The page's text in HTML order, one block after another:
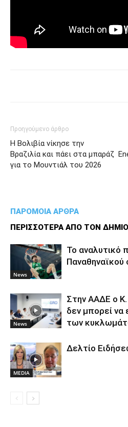
Προηγούμενο άρθρο
Η Βολιβία νίκησε την
Βραζιλία και πάει στα μπαράζ
για το Μουντιάλ του 2026
ΠΑΡΟΜΟΙΑ ΑΡΘΡΑ
ΠΕΡΙΣΣΟΤΕΡΑ ΑΠΟ ΤΟΝ
News
To αναλυτικό
Παναθηναϊκού
News
Στην ΑΑΔΕ ο
δεν μπορεί να
των
MEDIA
Δελτίο